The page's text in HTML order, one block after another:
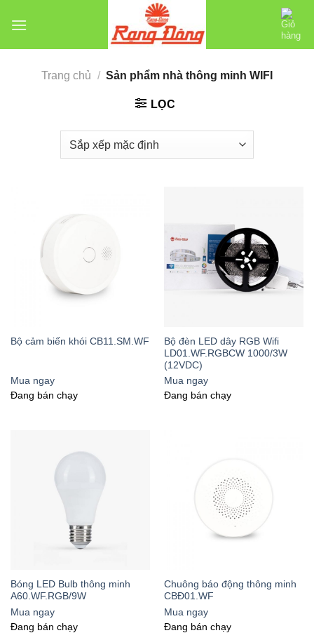
đến
Trang chủ / Sản phẩm nhà thông minh WIFI
LỌC
Bộ cảm biến khói CB11.SM.WF
Mua ngay
Đang bán chạy
Bộ đèn LED dây RGB Wifi
LD01.WF.RGBCW 1000/3W
(12VDC)
Mua ngay
Đang bán chạy
Bóng LED Bulb thông minh
A60.WF.RGB/9W
Mua ngay
Đang bán chạy
Chuông báo động thông minh
CBĐ01.WF
Mua ngay
Đang bán chạy